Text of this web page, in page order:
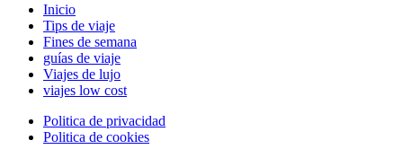
Inicio
Tips de viaje
Fines de semana
guías de viaje
Viajes de lujo
viajes low cost
Politica de privacidad
Politica de cookies